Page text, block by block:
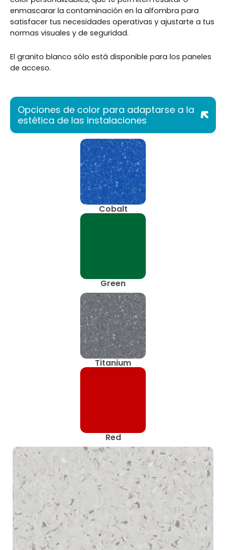
enmascarar la contaminación en la alfombra para
satisfacer tus necesidades operativas y ajustarte a tus
normas visuales y de seguridad.
El granito blanco sólo está disponible para los paneles
de acceso.
Opciones de color para adaptarse a la
estética de las instalaciones
Cobalt
Green
Titanium
Red